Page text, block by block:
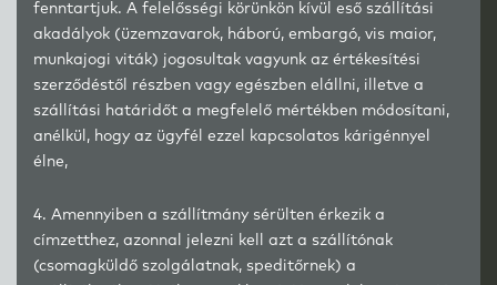
fenntartjuk. A felelősségi körünkön kívül eső szállítási
akadályok (üzemzavarok, háború, embargó, vis maior,
munkajogi viták) jogosultak vagyunk az értékesítési
szerződéstől részben vagy egészben elállni, illetve a
szállítási határidőt a megfelelő mértékben módosítani,
anélkül, hogy az ügyfél ezzel kapcsolatos kárigénnyel
élne,
4. Amennyiben a szállítmány sérülten érkezik a
címzetthez, azonnal jelezni kell azt a szállítónak
(csomagküldő szolgálatnak, speditőrnek) a